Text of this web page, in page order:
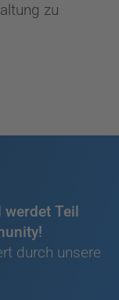
zu
Teil
durch unsere